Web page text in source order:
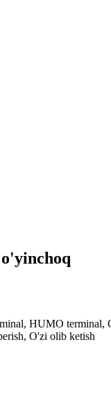
HUMO terminal,
O'zi olib ketish